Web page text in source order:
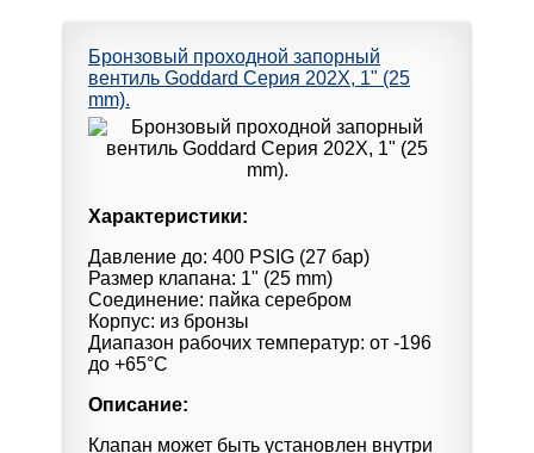
Бронзовый проходной запорный
вентиль Goddard Серия 202X, 1" (25
mm).
Характеристики:
Давление до: 400 PSIG (27 бар)
Размер клапана: 1" (25 mm)
Соединение: пайка серебром
Корпус: из бронзы
Диапазон рабочих температур: от -196
до +65°С
Описание:
Клапан может быть установлен внутри